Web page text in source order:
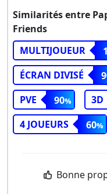
Similarités entre
Friends
MULTIJOUEUR
ÉCRAN DIVISÉ
PVE
90 3D
4 JOUEURS
60
Bonne